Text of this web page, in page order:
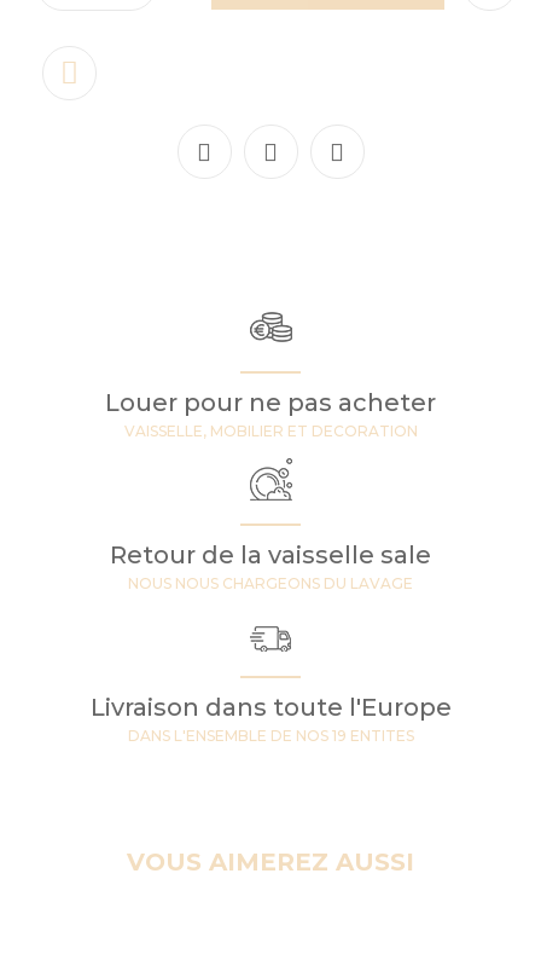
Louer pour ne pas acheter
VAISSELLE, MOBILIER ET DECORATION
Retour de la vaisselle sale
NOUS NOUS CHARGEONS DU LAVAGE
Livraison dans toute l'Europe
DANS L'ENSEMBLE DE NOS 19 ENTITES
VOUS AIMEREZ AUSSI